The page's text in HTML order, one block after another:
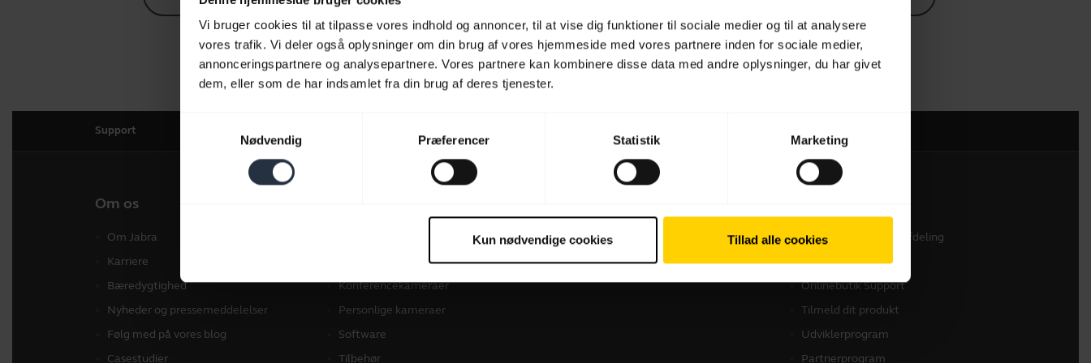
Vi bruger cookies til at tilpasse vores indhold og annoncer, til at vise dig funktioner til sociale medier og til at analysere
vores trafik. Vi deler også oplysninger om din brug af vores hjemmeside med vores partnere inden for sociale medier,
annonceringspartnere og analysepartnere. Vores partnere kan kombinere disse data med andre oplysninger, du har givet
dem, eller som de har indsamlet fra din brug af deres tjenester.
Nødvendig
Præferencer Statistik Marketing
Kun nødvendige cookies Tillad alle cookies
Software og apps
Support
Om os
Om Jabra
Karriere
Bæredygtighed
Nyheder og pressemeddelelser
Følg med på vores blog
Casestudier
Konferencekameraer
Personlige kameraer
Software
Tilbehør
Forhandlere til Erhverv
Distributører
Kontakt vores salgsafdeling
Kontakt Support
Onlinebutik Support
Tilmeld dit produkt
Udviklerprogram
Partnerprogram